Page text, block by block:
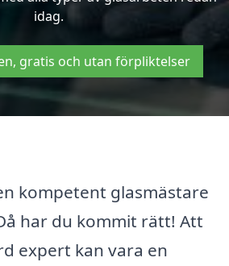
idag.
gratis och utan förpliktelser
kompetent glasmästare
har du kommit rätt! Att
expert kan vara en